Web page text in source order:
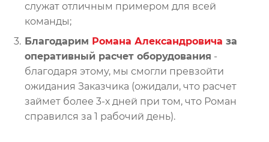
служат отличным примером для всей
команды;
Благодарим Романа Александровича за
оперативный расчет оборудования -
благодаря этому, мы смогли превзойти
ожидания Заказчика (ожидали, что расчет
займет более 3-х дней при том, что Роман
справился за 1 рабочий день).